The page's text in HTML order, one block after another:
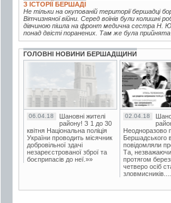
З ІСТОРІЇ БЕРШАДІ
Не тільки на окупованій території бершадці
Вітчизняної війни. Серед воїнів були колишні
дівчиною пішла на фронт медична сестра Н.
понад двісті поранених. Там же була прийнята
ГОЛОВНІ НОВИНИ БЕРШАДЩИНИ
06.04.18
Шановні жителі
району! З 1 до 30
квітня Національна поліція
України проводить місячник
добровільної здачі
незареєстрованої зброї та
боєприпасів до неї.»»
02.04.18
Неодноразово
Бершадського
повідомляли
Та, незважаючи
протягом
четверо осіб